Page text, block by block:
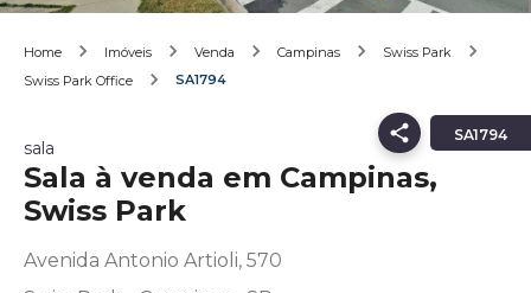
Home Imóveis Venda Campinas
Swiss Park
Swiss Park Office
SA1794
SA1794
sala
Sala à venda em Campinas,
Swiss Park
Avenida Antonio Artioli, 570